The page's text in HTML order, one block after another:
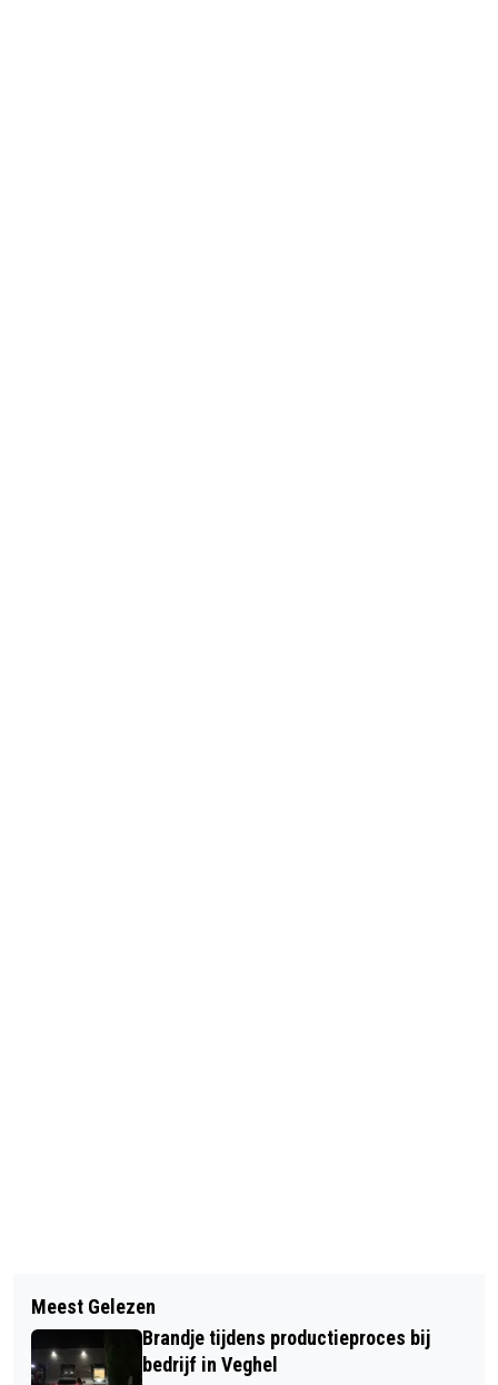
KONINGIN MÁXIMA BEZOCHT
KLOOSTERKWARTIER IN VEGHEL
OUDERE DAME MET REUMA EN
ISCHIAS
Meest Gelezen
Brandje tijdens productieproces bij
bedrijf in Veghel